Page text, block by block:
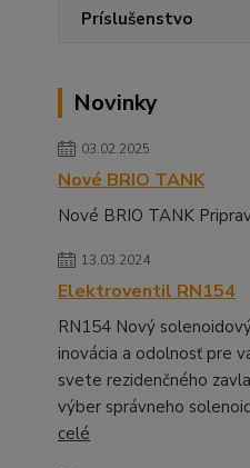
Príslušenstvo
Novinky
03.02.2025
Nové BRIO TANK
Nové BRIO TANK
13.03.2024
Elektroventil RN154
RN154 Nový
inovácia a odolnosť pre
svete rezidenčného
výber správneho
celé